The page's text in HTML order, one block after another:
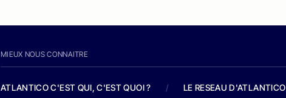
MIEUX NOUS CONNAITRE
ATLANTICO C'EST QUI, C'EST QUOI ? / LE RESEAU D'ATLANTICO